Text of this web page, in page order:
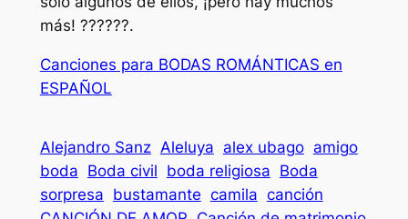
más! ??????.
Canciones para BODAS ROMÁNTICAS en
ESPAÑOL
Alejandro Sanz Aleluya alex ubago amigo
boda Boda civil boda religiosa Boda
sorpresa bustamante camila canción